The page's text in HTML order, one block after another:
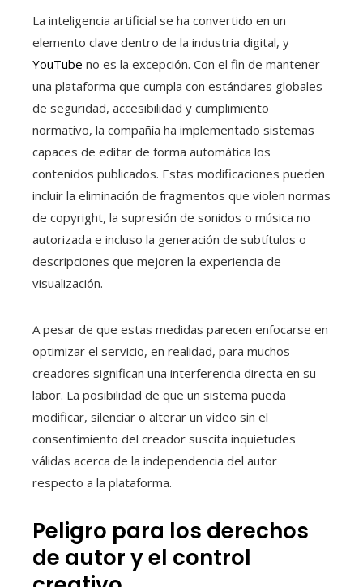
La inteligencia artificial se ha convertido en un
elemento clave dentro de la industria digital, y
YouTube no es la excepción. Con el fin de mantener
una plataforma que cumpla con estándares globales
de seguridad, accesibilidad y cumplimiento
normativo, la compañía ha implementado sistemas
capaces de editar de forma automática los
contenidos publicados. Estas modificaciones pueden
incluir la eliminación de fragmentos que violen normas
de copyright, la supresión de sonidos o música no
autorizada e incluso la generación de subtítulos o
descripciones que mejoren la experiencia de
visualización.
A pesar de que estas medidas parecen enfocarse en
optimizar el servicio, en realidad, para muchos
creadores significan una interferencia directa en su
labor. La posibilidad de que un sistema pueda
modificar, silenciar o alterar un video sin el
consentimiento del creador suscita inquietudes
válidas acerca de la independencia del autor
respecto a la plataforma.
Peligro para los derechos
de autor y el control